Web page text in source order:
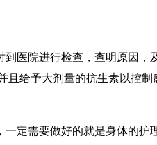
医院进行检查，查明原因，
且给予大剂量的抗生素以控制
定需要做好的就是身体的护